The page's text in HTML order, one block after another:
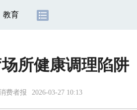
教育
所健康调理陷阱
费者报 2026-03-27 10:13